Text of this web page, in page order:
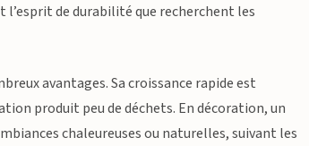
de durabilité que recherchent les
avantages. Sa croissance rapide est
produit peu de déchets. En décoration, un
chaleureuses ou naturelles, suivant les